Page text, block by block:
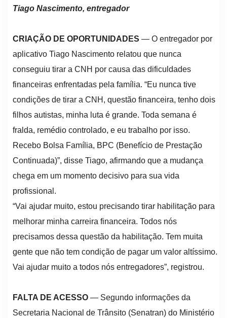
Tiago Nascimento, entregador
CRIAÇÃO DE OPORTUNIDADES — O entregador por
aplicativo Tiago Nascimento relatou que nunca
conseguiu tirar a CNH por causa das dificuldades
financeiras enfrentadas pela família. “Eu nunca tive
condições de tirar a CNH, questão financeira, tenho dois
filhos autistas, minha luta é grande. Toda semana é
fralda, remédio controlado, e eu trabalho por isso.
Recebo Bolsa Família, BPC (Benefício de Prestação
Continuada)”, disse Tiago, afirmando que a mudança
chega em um momento decisivo para sua vida
profissional.
“Vai ajudar muito, estou precisando tirar habilitação para
melhorar minha carreira financeira. Todos nós
precisamos dessa questão da habilitação. Tem muita
gente que não tem condição de pagar um valor altíssimo.
Vai ajudar muito a todos nós entregadores”, registrou.
FALTA DE ACESSO — Segundo informações da
Secretaria Nacional de Trânsito (Senatran) do Ministério